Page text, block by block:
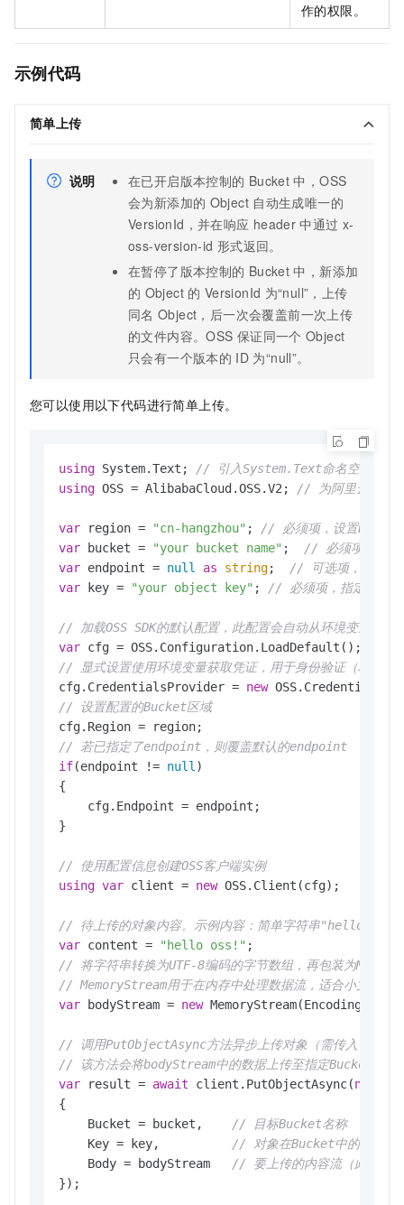
作的权限。
示例代码
简单上传
说明 在已开启版本控制的 Bucket 中，OSS
会为新添加的 Object 自动生成唯一的
VersionId，并在响应 header 中通过 x-
oss-version-id 形式返回。
在暂停了版本控制的 Bucket 中，新添加
的 Object 的 VersionId 为“null”，上传
同名 Object，后一次会覆盖前一次上传
的文件内容。OSS 保证同一个 Object
只会有一个版本的 ID 为“null”。
您可以使用以下代码进行简单上传。
using System.Text;
// 引入System.Text命名空间，用
using OSS = AlibabaCloud.OSS.V2; // 为阿里云OSS
var region = "cn-hangzhou" ;
// 必须项，设置Bucket
var bucket = "your bucket name" ;
// 必须项，设置
var endpoint = null as string;
// 可选项，指定
var key = "your object key" ; // 必须项，指定上传
// 加载OSS SDK的默认配置，此配置会自动从环境变量中读
var
// 显式设置使用环境变量获取凭证，用于身份验证（格式：
cfg.CredentialsProvider = new
// 设置配置的Bucket区域
// 若已指定了endpoint，则覆盖默认的endpoint
if(endpoint != null )
{
    cfg.Endpoint = endpoint;
}
// 使用配置信息创建OSS客户端实例
using var client = new OSS.Client(cfg);
// 待上传的对象内容。示例内容：简单字符串"hello oss!"
var content = "hello oss!"
// 将字符串转换为UTF-8编码的字节数组，再包装为
// MemoryStream用于在内存中处理数据流，适合小文件
var bodyStream = new
// 调用PutObjectAsync方法异步上传对象（需传入包含
// 该方法会将bodyStream中的数据上传至指定Bucket的
var result = await client.PutObjectAsync(new
{
    Bucket = bucket,
// 目标Bucket名称
    Key = key,
// 对象在Bucket中的唯一
    Body = bodyStream
// 要上传的内容流（此处为
});